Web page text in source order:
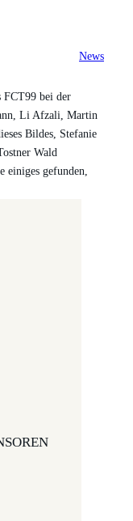
News
FCT99 bei der
Li Afzali, Martin
Bildes, Stefanie
Wald
einiges gefunden,